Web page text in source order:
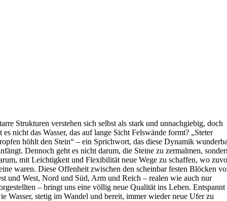
Strukturen verstehen sich selbst als stark und unnachgiebig, doch
es nicht das Wasser, das auf lange Sicht Felswände formt? „Steter
höhlt den Stein“ – ein Sprichwort, das diese Dynamik
Dennoch geht es nicht darum, die Steine zu zermalmen,
mit Leichtigkeit und Flexibilität neue Wege zu schaffen, wo
waren. Diese Offenheit zwischen den scheinbar festen Blöcken
und West, Nord und Süd, Arm und Reich – realen wie auch nur
– bringt uns eine völlig neue Qualität ins Leben. Entspannt
Wasser, stetig im Wandel und bereit, immer wieder neue Ufer zu